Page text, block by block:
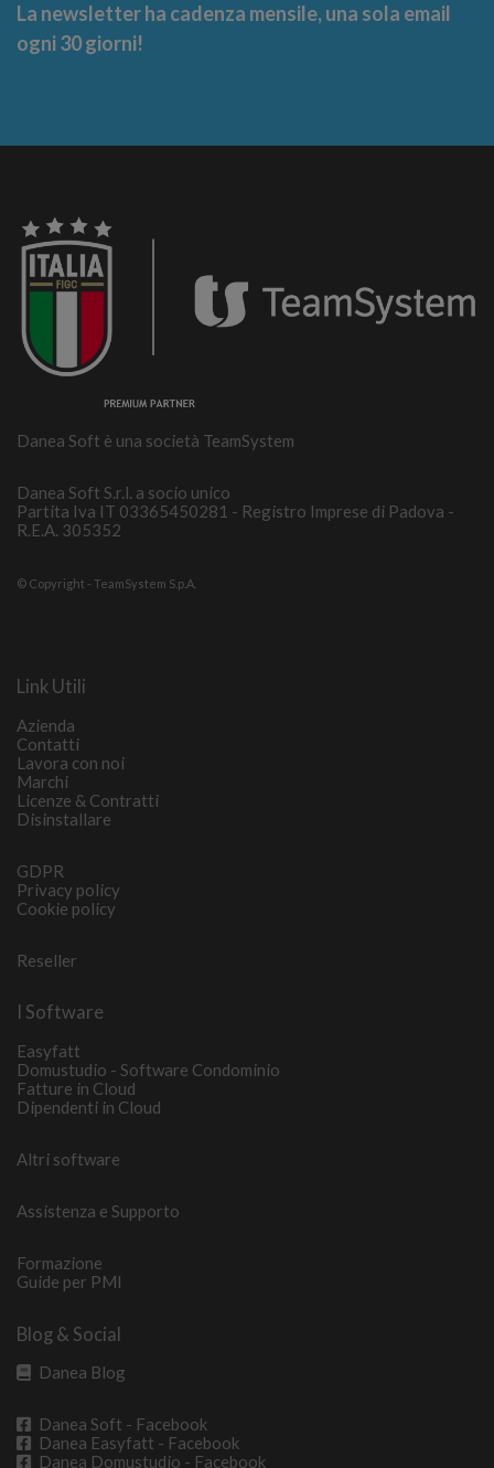
La newsletter ha cadenza mensile, una sola email
ogni 30 giorni!
Danea Soft è una società TeamSystem
Danea Soft S.r.l. a socio unico
Partita Iva IT 03365450281 - Registro Imprese di Padova -
R.E.A. 305352
© Copyright - TeamSystem S.p.A.
Link Utili
Azienda
Contatti
Lavora con noi
Marchi
Licenze & Contratti
Disinstallare
GDPR
Privacy policy
Cookie policy
Reseller
I Software
Easyfatt
Domustudio - Software Condominio
Fatture in Cloud
Dipendenti in Cloud
Altri software
Assistenza e Supporto
Formazione
Guide per PMI
Blog & Social
Danea Blog
Danea Soft - Facebook
Danea Easyfatt - Facebook
Danea Domustudio - Facebook